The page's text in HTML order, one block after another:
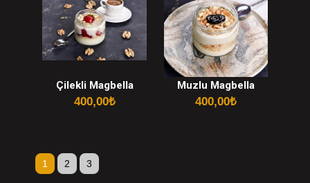
Çilekli Magbella
400,00₺
Muzlu Magbella
400,00₺
1 2 3